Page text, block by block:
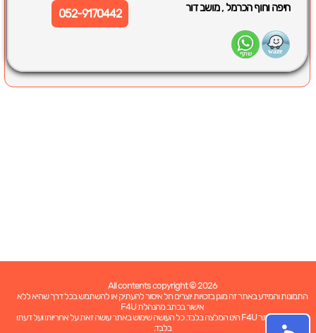
חיפה וחוף הכרמל ,מושב דור 052-9170442
All contents copyright © 2026
התמונות והמידע באתר זה מוגן בזכויות יוצרים חל איסור להעתיק או להשתמש בכל דרך שהיא ללא
אישור בכתב מהנהלת F4U
כל האמור באתר F4U הינו המלצה בלבד. כל העושה שימוש באתר עושה זאת על אחריותו ועל דעתו
בלבד.